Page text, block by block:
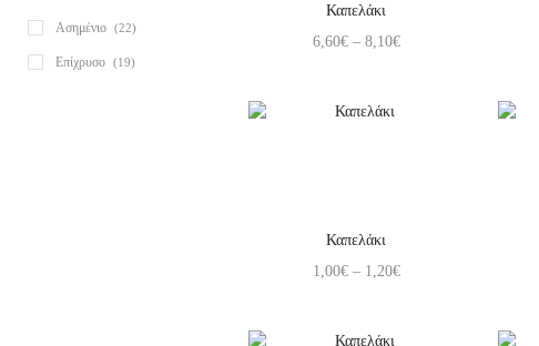
Καπελάκι
6,60€ – 8,10€
Καπελάκι
1,00€ – 1,20€
Ασημένιο (22)
Επίχρυσο (19)